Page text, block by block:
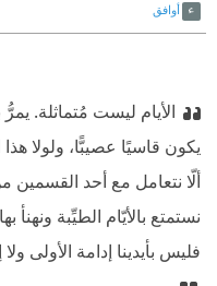
أوافق
الأيام ليست مُتماثلة.
يكون قاسيًا عصيبًّا، ولولا
ألّا نتعامل مع أحد القسمين
نستمتع بالأيّام الطيِّبة
فليس بأيدينا إدامة الأولى